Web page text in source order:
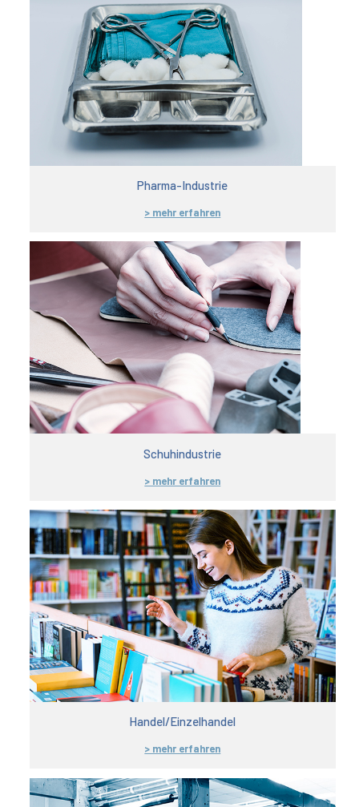
Pharma-Industrie
> mehr erfahren
Schuhindustrie
> mehr erfahren
Handel/Einzelhandel
> mehr erfahren